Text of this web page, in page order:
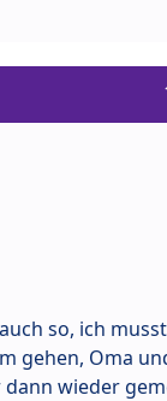
so, ich
gehen, Oma
wieder